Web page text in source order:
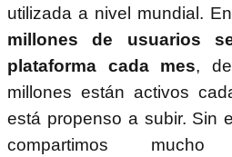
utilizada a nivel mundial.
millones de usuarios
plataforma cada mes,
millones están activos
está propenso a subir. Sin
compartimos